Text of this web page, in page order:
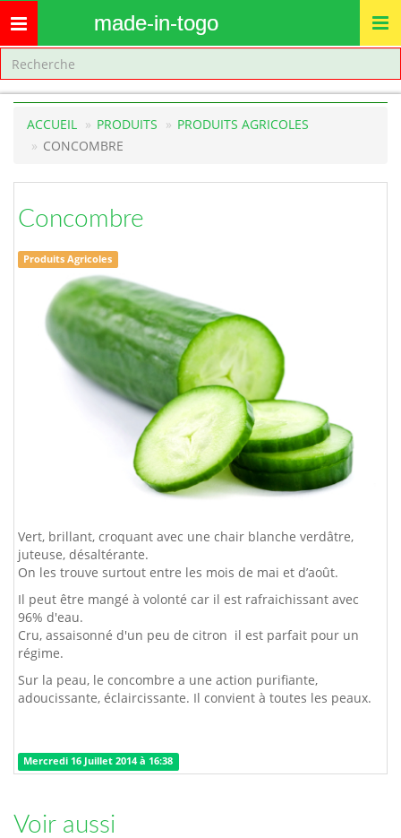
Toggle
navigation
made-in-togo
ACCUEIL PRODUITS
PRODUITS AGRICOLES
CONCOMBRE
Concombre
Produits Agricoles
Vert, brillant, croquant avec une chair blanche verdâtre,
juteuse, désaltérante.
On les trouve surtout entre les mois de mai et d’août.
Il peut être mangé à volonté car il est rafraichissant avec
96% d'eau.
Cru, assaisonné d'un peu de citron il est parfait pour un
régime.
Sur la peau, le concombre a une action purifiante,
adoucissante, éclaircissante. Il convient à toutes les peaux.
Mercredi 16 Juillet 2014 à 16:38
Voir aussi